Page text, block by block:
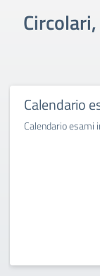
Calendario
Calendario esami